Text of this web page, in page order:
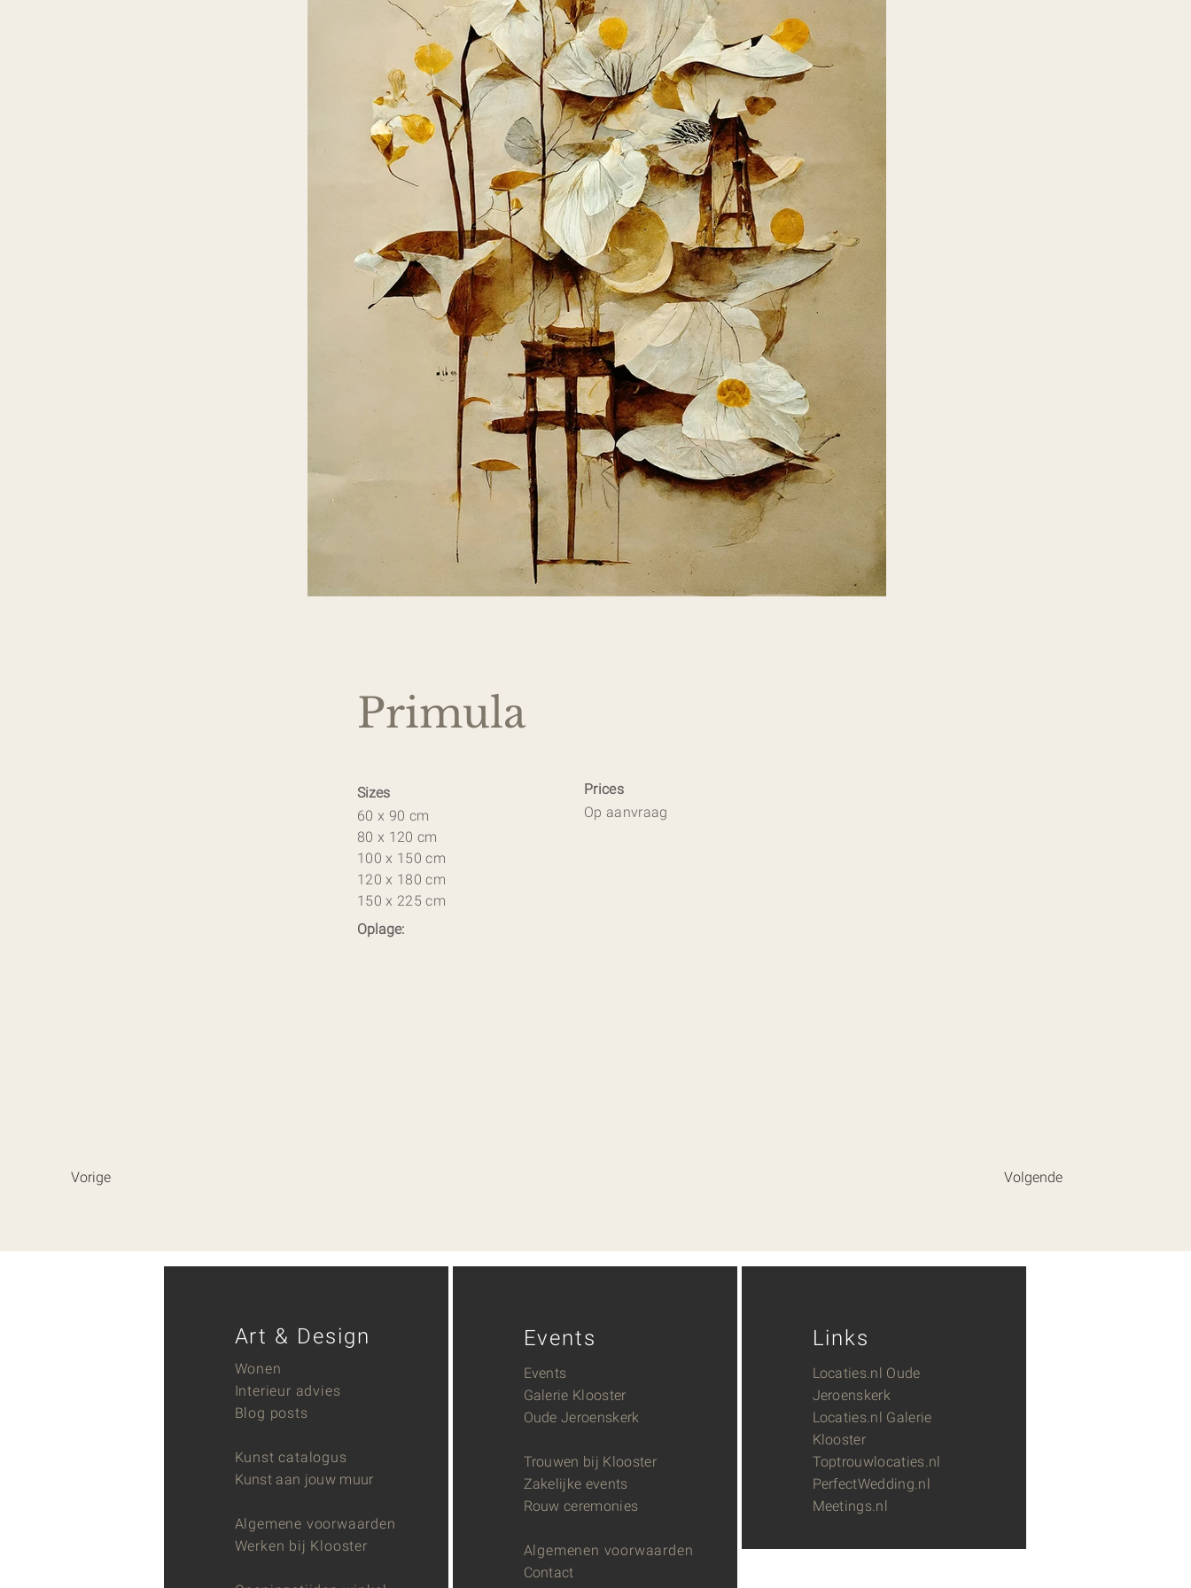
Primula
Sizes
60 x 90 cm
80 x 120 cm
100 x 150 cm
120 x 180 cm
150 x 225 cm
Prices
Op aanvraag
Oplage:
Vorige Volgende
Art & Design
Wonen
Interieur advies
Blog posts
Kunst catalogus
Kunst aan jouw muur
Algemene voorwaarden
Werken bij Klooster
Events
Events
Galerie Klooster
Oude Jeroenskerk
Trouwen bij Klooster
Zakelijke events
Rouw ceremonies
Algemenen voorwaarden
Contact
Links
Locaties.nl Oude
Jeroenskerk
Locaties.nl Galerie
Klooster
Toptrouwlocaties.nl
PerfectWedding.nl
Meetings.nl